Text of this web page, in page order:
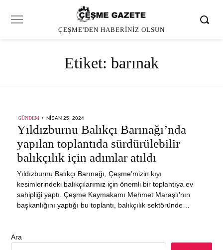
ÇEŞME'DEN HABERINIZ OLSUN
Etiket: barınak
GÜNDEM
POSTED
ON
NISAN 25, 2024
Yıldızburnu Balıkçı Barınağı’nda
yapılan toplantıda sürdürülebilir
balıkçılık için adımlar atıldı
Yıldızburnu Balıkçı Barınağı, Çeşme’mizin kıyı
kesimlerindeki balıkçılarımız için önemli bir toplantıya ev
sahipliği yaptı. Çeşme Kaymakamı Mehmet Maraşlı’nın
başkanlığını yaptığı bu toplantı, balıkçılık sektöründe…
Ara